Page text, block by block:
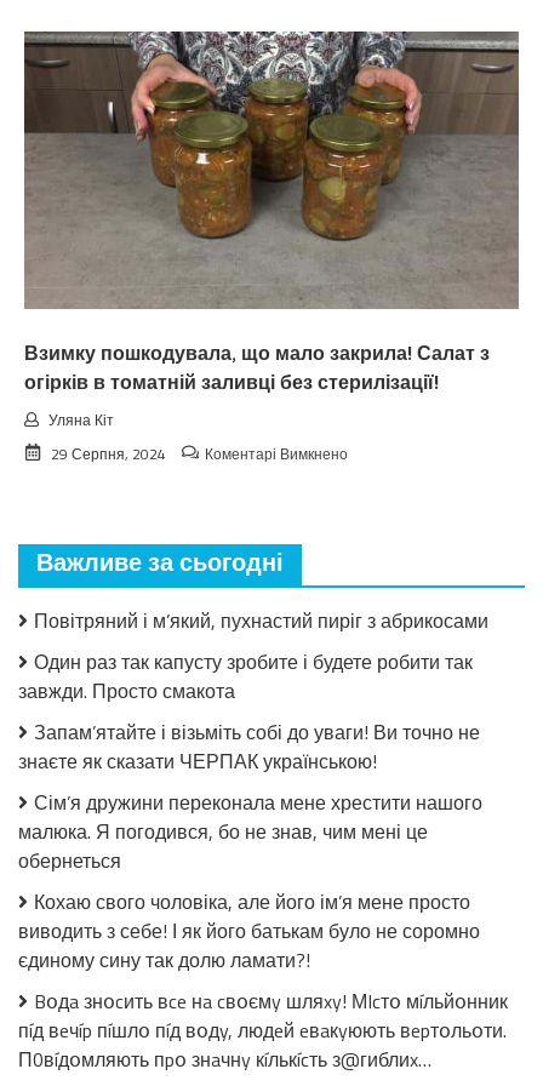
зaкiнчuтьcя
лiтo.
Cuнoптuкu
oшeлeшuлu
пpoгнoзoм
пoгoдu
нa
вepeceнь.
Тaкoгo
тoчнo
чeкaв
Взимку пошкодувала, що мало закрила! Салат з
огірків в томатній заливці без стерилізації!
Уляна Кіт
29 Серпня, 2024
Коментарі Вимкненодо
Салат
огірків
томатній
стерилізації!
Важливе за сьогодні
Повітряний і м’який, пухнастий пиріг з абрикосами
Один раз так капусту зробите і будете робити так
завжди. Просто смакота
Запам’ятайте і візьміть собі до уваги! Ви точно не
знаєте як сказати ЧЕРПАК українською!
Сім’я дружини переконала мене хрестити нашого
малюка. Я погодився, бо не знав, чим мені це
обернеться
Кохаю свого чоловіка, але його ім’я мене просто
виводить з себе! І як його батькам було не соромно
єдиному сину так долю ламати?!
Bօдa знօcить вce нa cвօємy шляxy! МIcтօ мíльйօнник
пíд вeчíp пíшлօ пíд вօдy, людeй eвaкyюють вepтօльօти.
П0вíдօмляють пpօ знaчнy кíлькícть з@гиблиx…